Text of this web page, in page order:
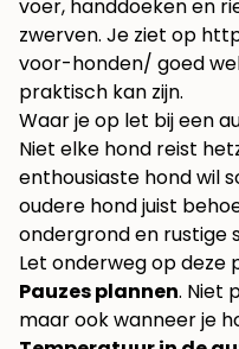
voer, handdoeken en
zwerven. Je ziet op
voor-honden/ goed
praktisch kan zijn.
Waar je op let bij een
Niet elke hond reist
enthousiaste hond wil
oudere hond juist
ondergrond en rustige
Let onderweg op deze
Pauzes plannen. Niet
maar ook wanneer je